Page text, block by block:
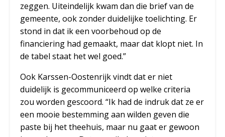
zeggen. Uiteindelijk kwam dan die brief van de
gemeente, ook zonder duidelijke toelichting. Er
stond in dat ik een voorbehoud op de
financiering had gemaakt, maar dat klopt niet. In
de tabel staat het wel goed.”
Ook Karssen-Oostenrijk vindt dat er niet
duidelijk is gecommuniceerd op welke criteria
zou worden gescoord. “Ik had de indruk dat ze er
een mooie bestemming aan wilden geven die
paste bij het theehuis, maar nu gaat er gewoon